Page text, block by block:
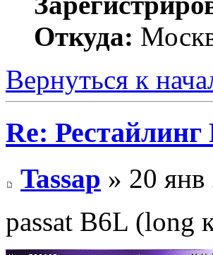
Откуда:
Вернуться к
Re: Рестайлинг
Tassap » 20
passat B6L (long